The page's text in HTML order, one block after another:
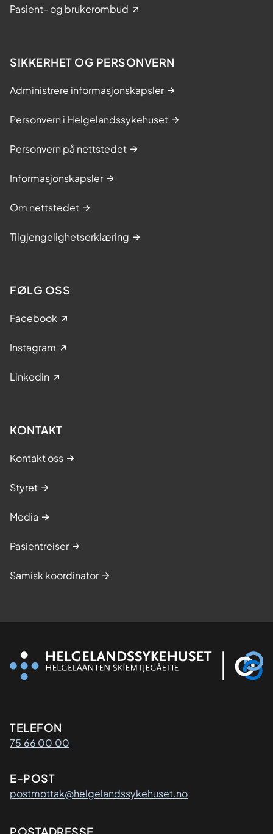
Pasient- og brukerombud
SIKKERHET OG PERSONVERN
Administrere informasjonskapsler
Personvern i Helgelandssykehuset
Personvern på nettstedet
Informasjonskapsler
Om nettstedet
Tilgjengelighetserklæring
FØLG OSS
Facebook
Instagram
Linkedin
KONTAKT
Kontakt oss
Styret
Media
Pasientreiser
Samisk koordinator
Kontaktinformasjon
TELEFON
75 66 00 00
E-POST
postmottak@helgelandssykehuset.no